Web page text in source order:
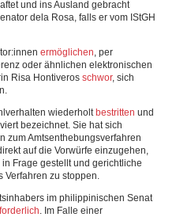
und ins Ausland gebracht
dela Rosa, falls er vom IStGH
ermöglichen, per
oder ähnlichen elektronischen
Risa Hontiveros schwor, sich
wiederholt bestritten und
bezeichnet. Sie hat sich
zum Amtsenthebungsverfahren
auf die Vorwürfe einzugehen,
Frage gestellt und gerichtliche
Verfahren zu stoppen.
im philippinischen Senat
. Im Falle einer